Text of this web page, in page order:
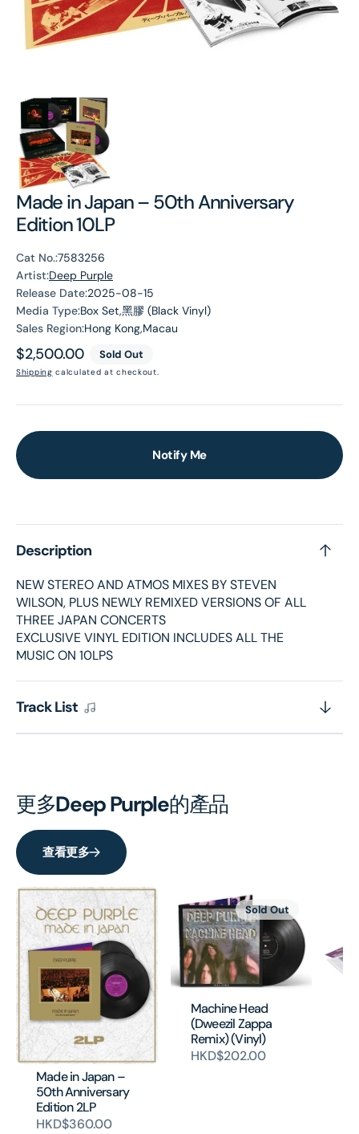
Made in Japan – 50th Anniversary
Edition 10LP
Cat No.:7583256
Artist:Deep Purple
Release Date:2025-08-15
Media Type:Box Set,黑膠 (Black Vinyl)
Sales Region:Hong Kong,Macau
Regular
price
$2,500.00 Sold Out
Shipping calculated at checkout.
Notify Me
Description
NEW STEREO AND ATMOS MIXES BY STEVEN
WILSON, PLUS NEWLY REMIXED VERSIONS OF ALL
THREE JAPAN CONCERTS
EXCLUSIVE VINYL EDITION INCLUDES ALL THE
MUSIC ON 10LPS
Track List
更多Deep Purple的產品
查看更多
Made in Japan –
50th Anniversary
Edition 2LP
HKD$360.00
Machine Head
(Dweezil Zappa
Remix) (Vinyl)
HKD$202.00
Sold Out